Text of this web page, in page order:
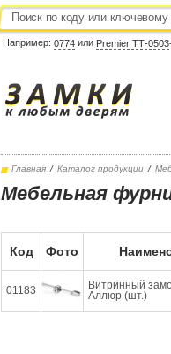
Например: 0774 или Premier ТТ-
Главная / Каталог продукции /
Мебельная
Код Фото
01183
Витринный
Аллюр (шт.)